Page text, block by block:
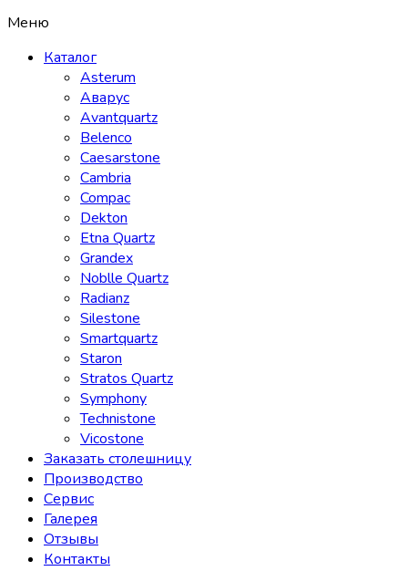
Меню
Каталог
Asterum
Аварус
Avantquartz
Belenco
Caesarstone
Cambria
Compac
Dekton
Etna Quartz
Grandex
Noblle Quartz
Radianz
Silestone
Smartquartz
Staron
Stratos Quartz
Symphony
Technistone
Vicostone
Заказать столешницу
Производство
Сервис
Галерея
Отзывы
Контакты